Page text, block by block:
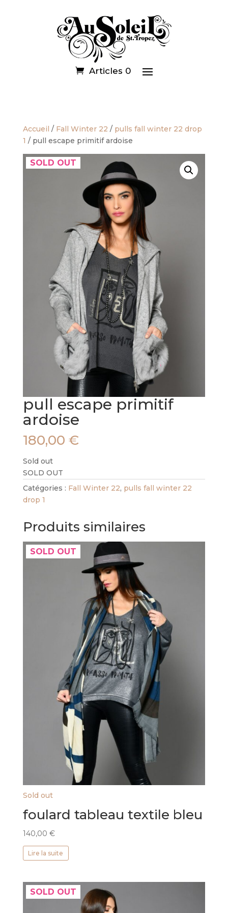
Articles 0
Accueil / Fall Winter 22 / pulls fall winter 22 drop
1 / pull escape primitif ardoise
SOLD OUT
pull escape primitif
ardoise
180,00 €
Sold out
SOLD OUT
Catégories : Fall Winter 22, pulls fall winter 22
drop 1
Produits similaires
SOLD OUT
Sold out
foulard tableau textile bleu
140,00 €
Lire la suite
SOLD OUT